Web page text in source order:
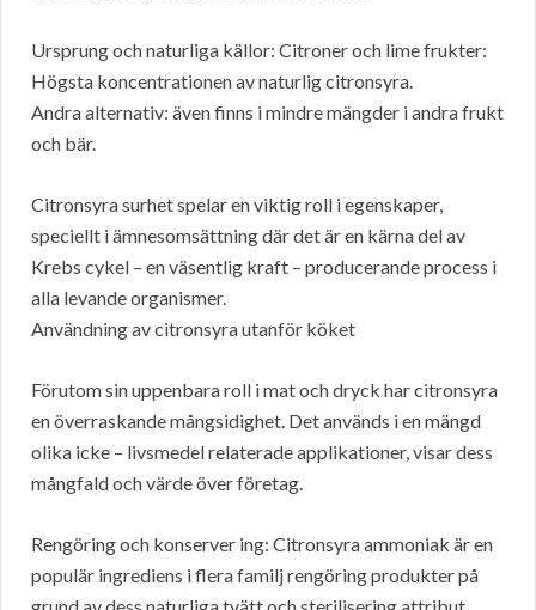
Ursprung och naturliga källor: Citroner och lime frukter:
Högsta koncentrationen av naturlig citronsyra.
Andra alternativ: även finns i mindre mängder i andra frukt
och bär.
Citronsyra surhet spelar en viktig roll i egenskaper,
speciellt i ämnesomsättning där det är en kärna del av
Krebs cykel – en väsentlig kraft – producerande process i
alla levande organismer.
Användning av citronsyra utanför köket
Förutom sin uppenbara roll i mat och dryck har citronsyra
en överraskande mångsidighet. Det används i en mängd
olika icke – livsmedel relaterade applikationer, visar dess
mångfald och värde över företag.
Rengöring och konserver ing: Citronsyra ammoniak är en
populär ingrediens i flera familj rengöring produkter på